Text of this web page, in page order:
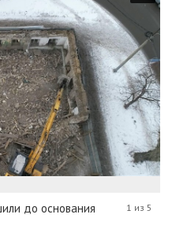
до основания
1 из 5